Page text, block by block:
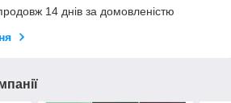
14 днів за домовленістю